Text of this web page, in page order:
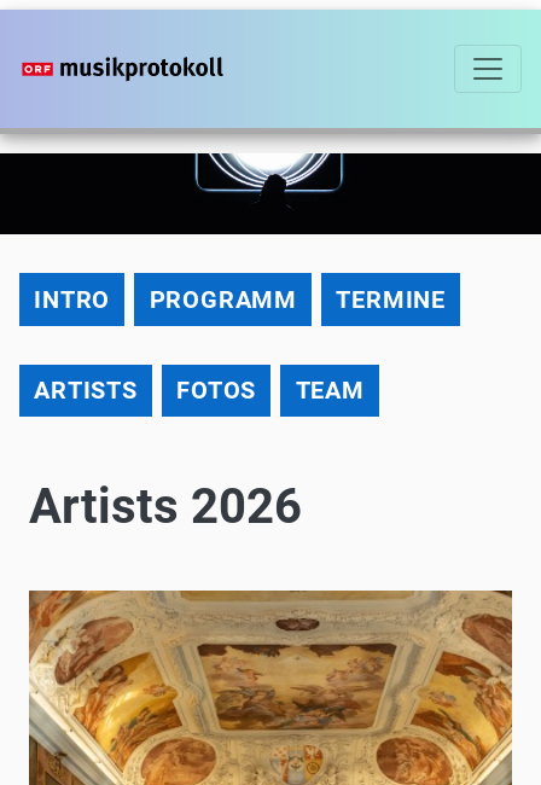
Direkt
zum
INTRO
PROGRAMM TERMINE
ARTISTS FOTOS TEAM
Artists 2026